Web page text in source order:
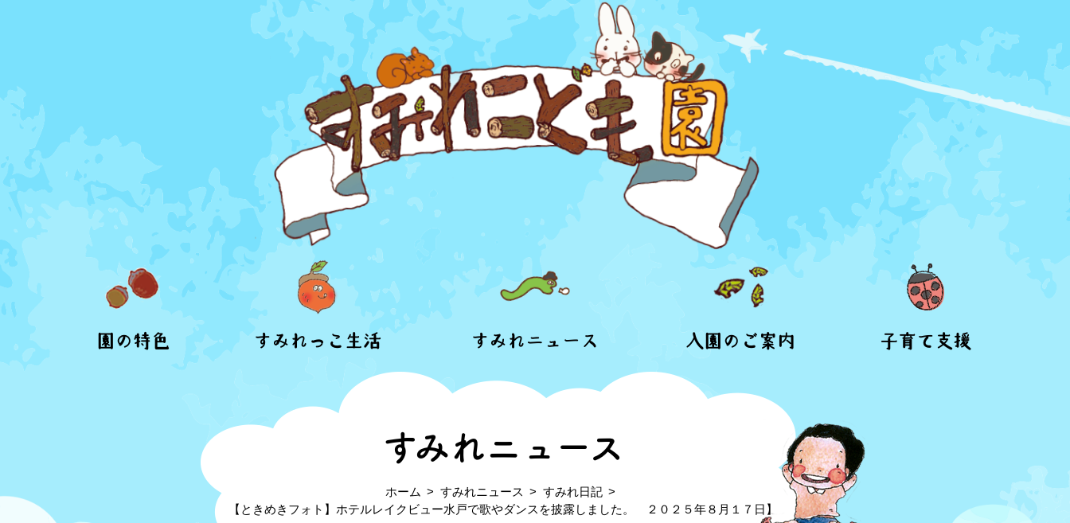
園の特色 すみれっこ生活 すみれニュース 入園のご案内 子育て支援
すみれニュース
ホーム すみれニュース
すみれ日記
【ときめきフォト】ホテルレイクビュー水戸で歌やダンスを披露しました。 ２０２５年８月１７日】